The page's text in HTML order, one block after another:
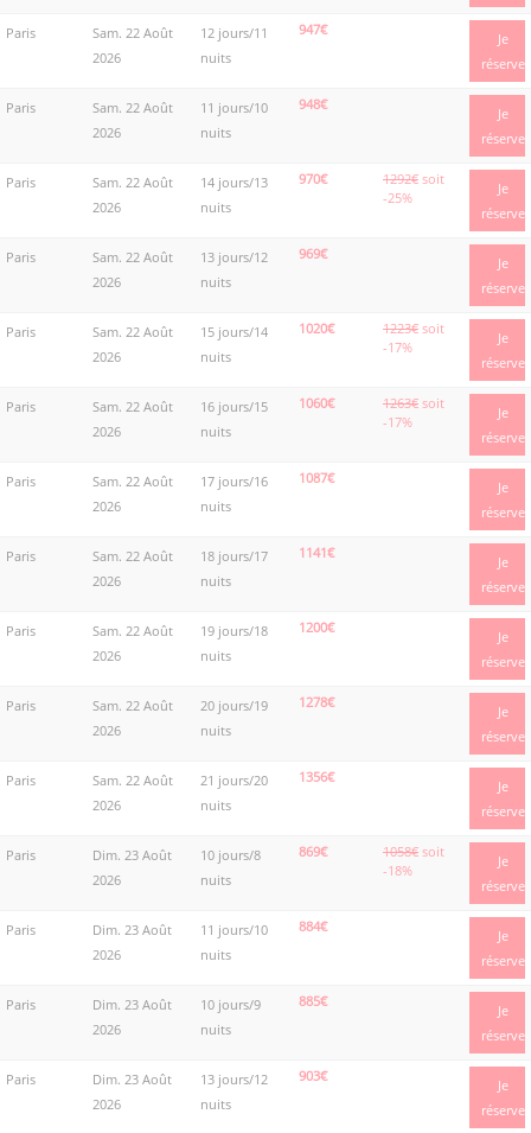
Paris
Sam. 22 Août
2026
12 jours/11
nuits
947€
Je
réserve
Paris
Sam. 22 Août
2026
11 jours/10
nuits
948€
Je
réserve
Paris
Sam. 22 Août
2026
14 jours/13
nuits
970€ 1292€ soit
-25%
Je
réserve
Paris
Sam. 22 Août
2026
13 jours/12
nuits
969€
Je
réserve
Paris
Sam. 22 Août
2026
15 jours/14
nuits
1020€ 1223€ soit
-17%
Je
réserve
Paris
Sam. 22 Août
2026
16 jours/15
nuits
1060€ 1263€ soit
-17%
Je
réserve
Paris
Sam. 22 Août
2026
17 jours/16
nuits
1087€
Je
réserve
Paris
Sam. 22 Août
2026
18 jours/17
nuits
1141€
Je
réserve
Paris
Sam. 22 Août
2026
19 jours/18
nuits
1200€
Je
réserve
Paris
Sam. 22 Août
2026
20 jours/19
nuits
1278€
Je
réserve
Paris
Sam. 22 Août
2026
21 jours/20
nuits
1356€
Je
réserve
Paris
Dim. 23 Août
2026
10 jours/8
nuits
869€ 1058€ soit
-18%
Je
réserve
Paris
Dim. 23 Août
2026
11 jours/10
nuits
884€
Je
réserve
Paris
Dim. 23 Août
2026
10 jours/9
nuits
885€
Je
réserve
Paris
Dim. 23 Août
2026
13 jours/12
nuits
903€
Je
réserve